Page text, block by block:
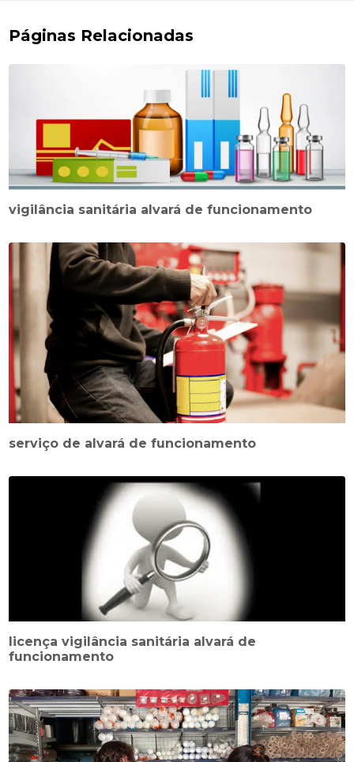
Páginas Relacionadas
vigilância sanitária alvará de funcionamento
serviço de alvará de funcionamento
licença vigilância sanitária alvará de
funcionamento